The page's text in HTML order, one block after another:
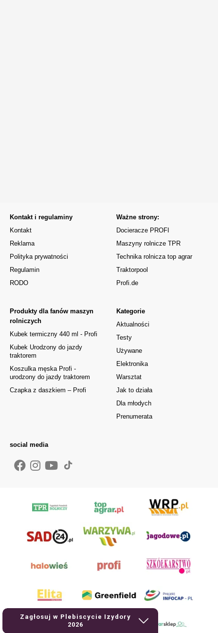
Zagłosuj w Plebiscycie Izydory
2026
Kontakt i regulaminy
Kontakt
Reklama
Polityka prywatności
Regulamin
RODO
Kategorie
Aktualności
Testy
Używane
Elektronika
Warsztat
Jak to działa
Dla młodych
Prenumerata
Produkty dla fanów maszyn
rolniczych
Kubek termiczny 440 ml - Profi
Kubek Urodzony do jazdy
traktorem
Koszulka męska Profi -
urodzony do jazdy traktorem
Czapka z daszkiem – Profi
Ważne strony:
Docieracze PROFI
Maszyny rolnicze TPR
Technika rolnicza top agrar
Traktorpool
Profi.de
social media